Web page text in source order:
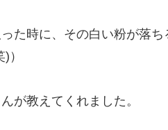
た時に、その白い粉が落
）
が教えてくれました。